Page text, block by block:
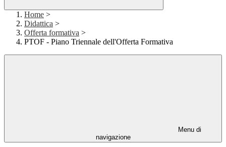
Home >
Didattica >
Offerta formativa >
PTOF - Piano Triennale dell'Offerta Formativa
Menu di
navigazione